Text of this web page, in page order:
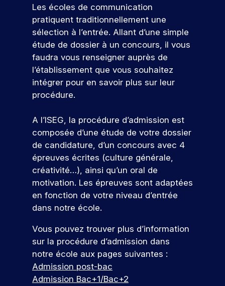
Les écoles de communication
pratiquent traditionnellement une
sélection à l’entrée. Allant d’une simple
étude de dossier à un concours, il vous
faudra vous renseigner auprès de
l’établissement que vous souhaitez
intégrer pour en savoir plus sur leur
procédure.
A l’ISEG, la procédure d’admission est
composée d’une étude de votre dossier
de candidature, d’un concours avec 4
épreuves écrites (culture générale,
créativité…), ainsi qu’un oral de
motivation. Les épreuves sont adaptées
en fonction de votre niveau d’entrée
dans notre école.
Vous pouvez trouver plus d’information
sur la procédure d’admission dans
notre école aux pages suivantes :
Admission post-bac
Admission Bac+1/Bac+2